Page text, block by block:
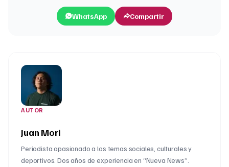
WhatsApp Compartir
AUTOR
Juan Mori
Periodista apasionado a los temas sociales, culturales y
deportivos. Dos años de experiencia en “Nueva News”.